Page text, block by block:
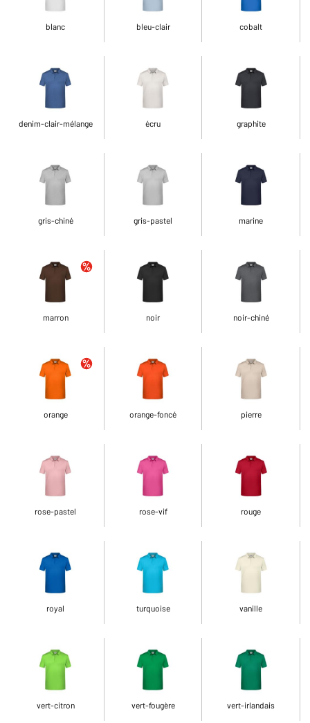
blanc bleu-clair cobalt
denim-clair-mélange écru graphite
gris-chiné gris-pastel marine
marron noir noir-chiné
orange orange-foncé pierre
rose-pastel rose-vif rouge
royal turquoise vanille
vert-citron vert-fougère vert-irlandais